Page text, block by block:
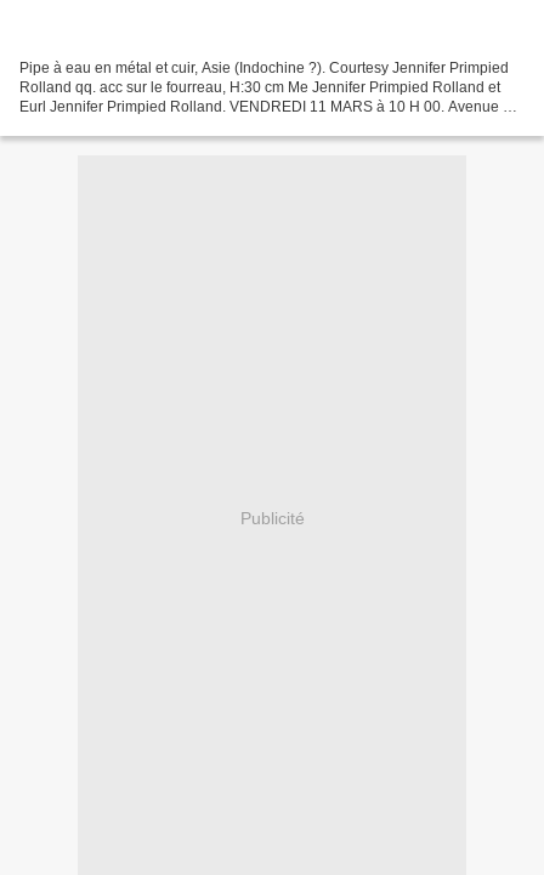
Pipe à eau en métal et cuir, Asie (Indochine ?). Courtesy Jennifer Primpied
Rolland qq. acc sur le fourreau, H:30 cm Me Jennifer Primpied Rolland et
Eurl Jennifer Primpied Rolland. VENDREDI 11 MARS à 10 H 00. Avenue du
Publicité